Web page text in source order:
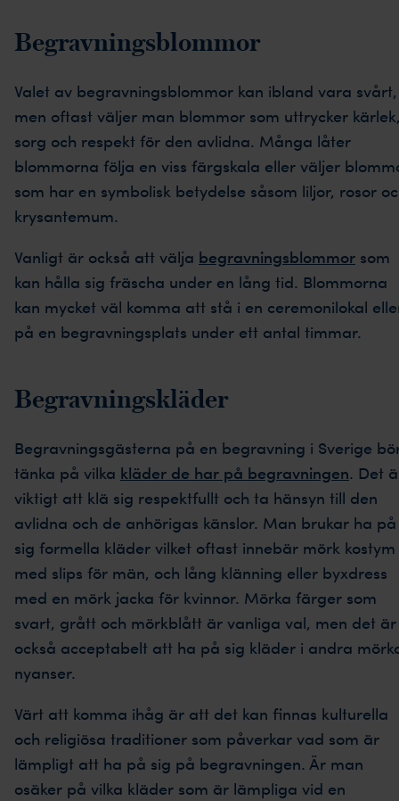
Begravningsblommor
Valet av begravningsblommor kan ibland vara svårt,
men oftast väljer man blommor som uttrycker
sorg och respekt för den avlidna. Många låter
blommorna följa en viss färgskala eller väljer
som har en symbolisk betydelse såsom liljor, rosor
krysantemum.
Vanligt är också att välja begravningsblommor som
kan hålla sig fräscha under en lång tid. Blommorna
kan mycket väl komma att stå i en ceremonilokal
på en begravningsplats under ett antal timmar.
Begravningskläder
Begravningsgästerna på en begravning i Sverige
tänka på vilka kläder de har på begravningen. Det
viktigt att klä sig respektfullt och ta hänsyn till den
avlidna och de anhörigas känslor. Man brukar ha på
sig formella kläder vilket oftast innebär mörk kostym
med slips för män, och lång klänning eller byxdress
med en mörk jacka för kvinnor. Mörka färger som
svart, grått och mörkblått är vanliga val, men det är
också acceptabelt att ha på sig kläder i andra
nyanser.
Värt att komma ihåg är att det kan finnas kulturella
och religiösa traditioner som påverkar vad som är
lämpligt att ha på sig på begravningen. Är man
osäker på vilka kläder som är lämpliga vid en